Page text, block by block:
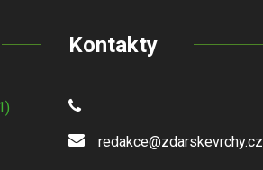
Kontakty
redakce@zdarskevrchy.cz